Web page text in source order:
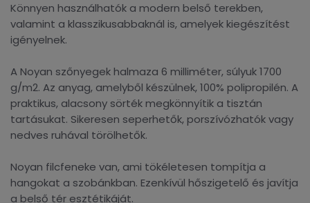
Könnyen használhatók a modern belső terekben,
valamint a klasszikusabbaknál is, amelyek kiegészítést
igényelnek.
A Noyan szőnyegek halmaza 6 milliméter, súlyuk 1700
g/m2. Az anyag, amelyből készülnek, 100% polipropilén. A
praktikus, alacsony sörték megkönnyítik a tisztán
tartásukat. Sikeresen seperhetők, porszívózhatók vagy
nedves ruhával törölhetők.
Noyan filcfeneke van, ami tökéletesen tompítja a
hangokat a szobánkban. Ezenkívül hőszigetelő és javítja
a belső tér esztétikáját.